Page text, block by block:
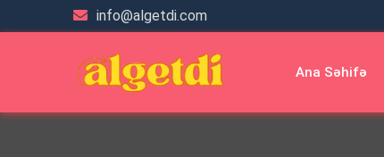
to
info@algetdi.com
Ana Səhifə